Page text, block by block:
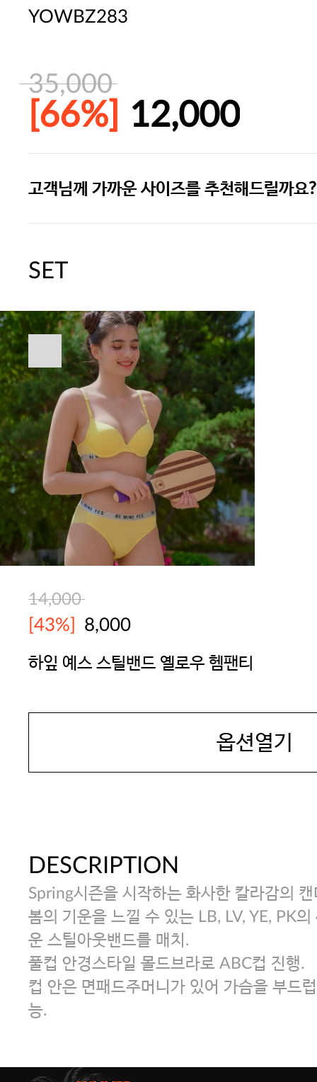
YOWBZ283
35,000
[66%] 12,000
[썸머블프] 1만원 할인 쿠폰(8.1~31)
고객님께 가까운 사이즈를 추천해드릴까요?
SET
14,000
[43%] 8,000
하잎 예스 스틸밴드 옐로우 헴팬티
옵션열기
DESCRIPTION
Spring시즌을 시작하는 화사한 칼라감의 캔
봄의 기운을 느낄 수 있는 LB, LV, YE, PK
운 스틸아웃밴드를 매치.
풀컵 안경스타일 몰드브라로 ABC컵 진행.
컵 안은 면패드주머니가 있어 가슴을 부드
능.